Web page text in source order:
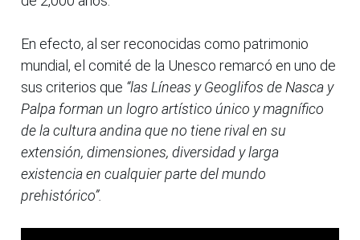
En efecto, al ser reconocidas como patrimonio
mundial, el comité de la Unesco remarcó en uno de
sus criterios que “las Líneas y Geoglifos de Nasca y
Palpa forman un logro artístico único y magnífico
de la cultura andina que no tiene rival en su
extensión, dimensiones, diversidad y larga
existencia en cualquier parte del mundo
prehistórico”.